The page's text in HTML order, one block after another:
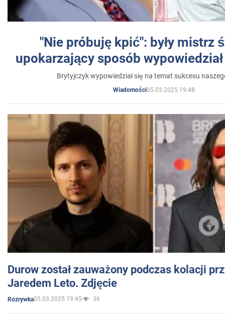
"Nie próbuję kpić": były mistrz
upokarzający sposób
Brytyjczyk wypowiedział się na temat sukcesu
Wiadomości05.03.2025 19:48
Durow został zauważony podczas kolacji
Jaredem Leto. Zdjęcie
Rozrywka05.03.2025 19:45 36